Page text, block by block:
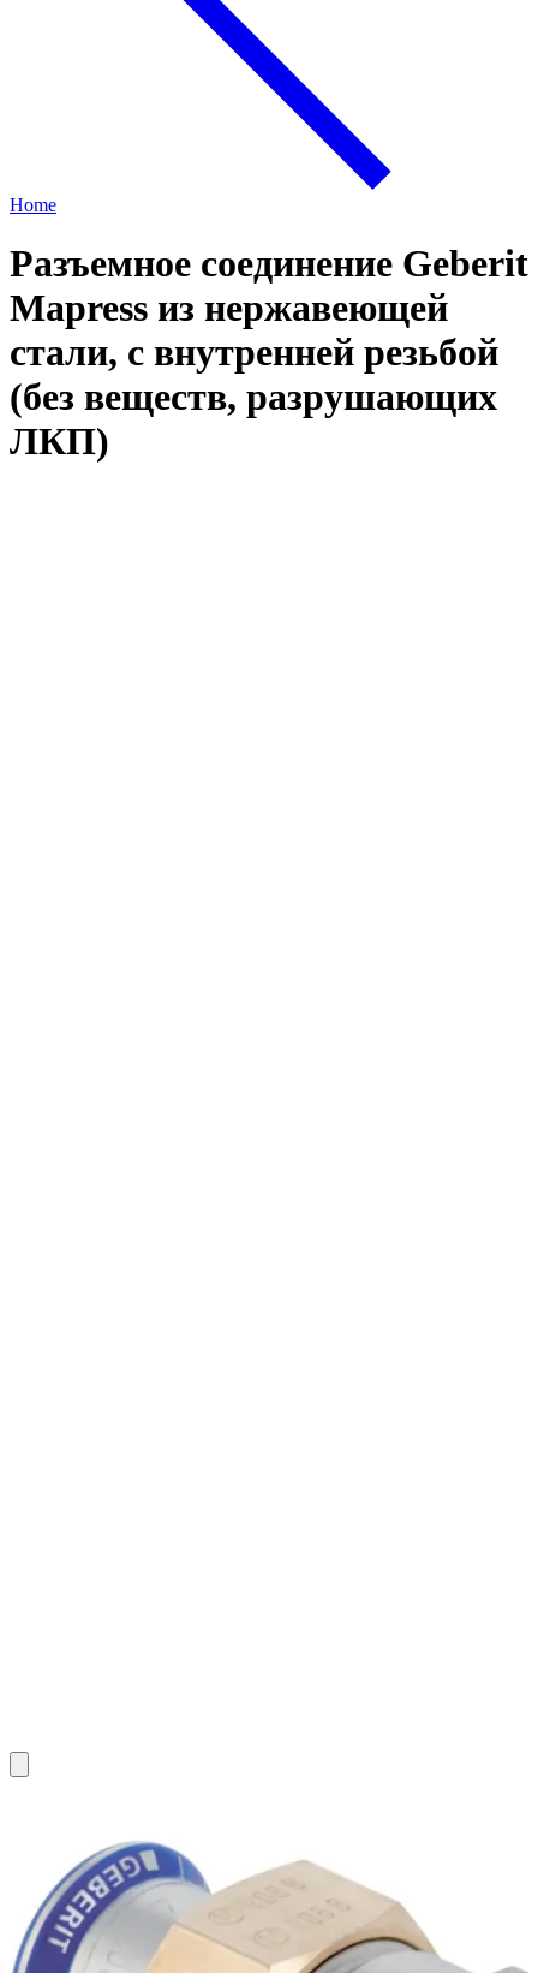
Home
Разъемное соединение Geberit
Mapress из нержавеющей
стали, с внутренней резьбой
(без веществ, разрушающих
ЛКП)